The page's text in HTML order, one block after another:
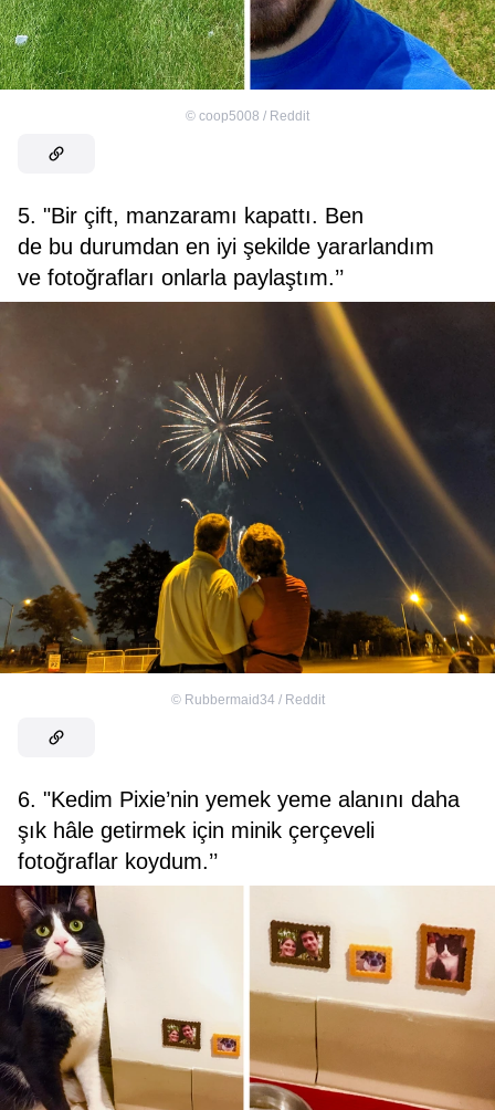
© coop5008 / Reddit
5. "Bir çift, manzaramı kapattı. Ben
de bu durumdan en iyi şekilde yararlandım
ve fotoğrafları onlarla paylaştım.’’
© Rubbermaid34 / Reddit
6. "Kedim Pixie’nin yemek yeme alanını daha
şık hâle getirmek için minik çerçeveli
fotoğraflar koydum.’’